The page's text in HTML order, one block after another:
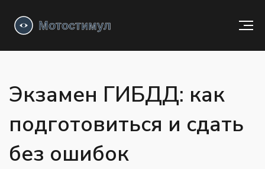
Экзамен ГИБДД: как
подготовиться и сдать
без ошибок